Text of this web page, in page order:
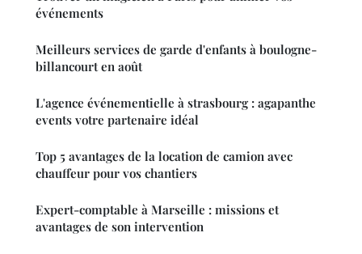
événements
Meilleurs services de garde d'enfants à boulogne-
billancourt en août
L'agence événementielle à strasbourg : agapanthe
events votre partenaire idéal
Top 5 avantages de la location de camion avec
chauffeur pour vos chantiers
Expert-comptable à Marseille : missions et
avantages de son intervention